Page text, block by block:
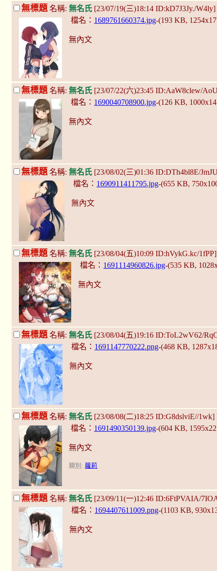
無標題名稱: 無名氏 [23/07/19(三)18:14 ID:kD7J3Jy./W4ly]
檔名： 1689761660374.jpg-(193 KB,
無內文
無標題 名稱: 無名氏 [23/07/22(六)23:45 ID:AaW8clew/
檔名： 1690040708900.jpg-(126 KB,
無內文
無標題 名稱: 無名氏 [23/08/02(三)01:36 ID:DTh4bl8E/
檔名： 1690911411795.jpg-(655 KB,
無內文
無標題 名稱: 無名氏 [23/08/04(五)10:09 ID:hVykG.kc/
檔名： 1691114960826.jpg-(535 KB,
無內文
無標題 名稱: 無名氏 [23/08/04(五)19:16 ID:ToL2wV62/
檔名： 1691147770222.png-(468 KB,
無內文
無標題名稱: 無名氏 [23/08/08(二)18:25 ID:G8dslviE//1wk]
檔名： 1691490350139.jpg-(604 KB,
無內文
類別: 蘿莉
無標題 名稱: 無名氏 [23/09/11(一)12:46 ID:6FtPVAIA/
檔名： 1694407611009.png-(1103 KB,
無內文